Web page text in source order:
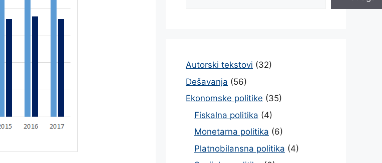
Autorski tekstovi (32)
Dešavanja (56)
Ekonomske politike (35)
Fiskalna politika (4)
Monetarna politika (6)
Platnobilansna politika (4)